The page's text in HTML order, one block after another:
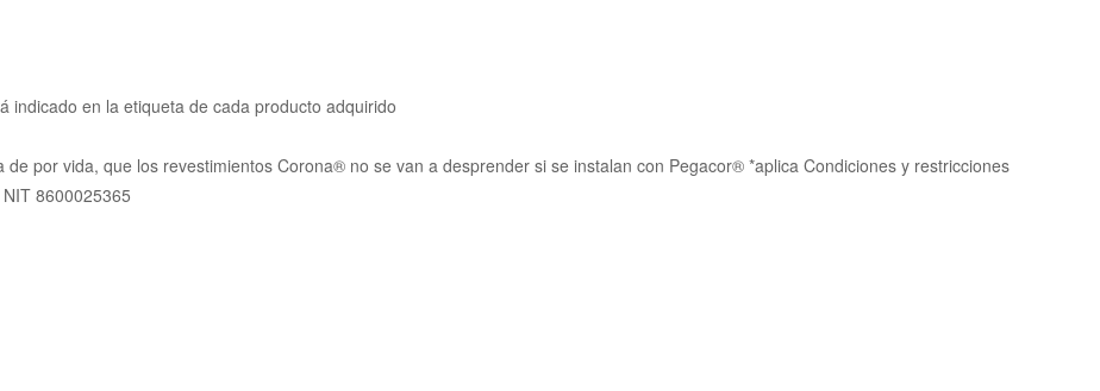
indicado en la etiqueta de cada producto adquirido
por vida, que los revestimientos Corona® no se van a desprender si se instalan con Pegacor® *aplica Condiciones y restricciones
8600025365